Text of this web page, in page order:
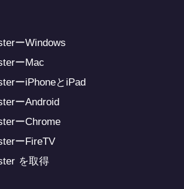
ーWindows
ーMac
ーiPhoneとiPad
ーAndroid
ーChrome
ーFireTV
を取得